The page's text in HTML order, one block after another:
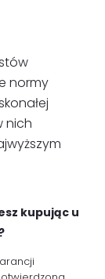
normy
nich
kupując u